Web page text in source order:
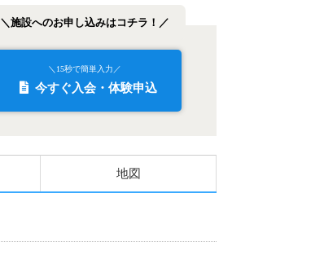
＼施設へのお申し込みはコチラ！／
＼15秒で簡単入力／
今すぐ入会・体験申込
地図